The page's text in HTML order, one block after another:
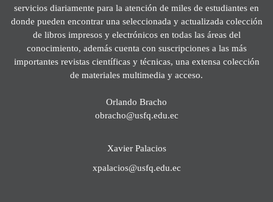
servicios diariamente para la atención de miles de estudiantes en
donde pueden encontrar una seleccionada y actualizada colección
de libros impresos y electrónicos en todas las áreas del
conocimiento, además cuenta con suscripciones a las más
importantes revistas científicas y técnicas, una extensa colección
de materiales multimedia y acceso.
Orlando Bracho
obracho@usfq.edu.ec
Xavier Palacios
xpalacios@usfq.edu.ec